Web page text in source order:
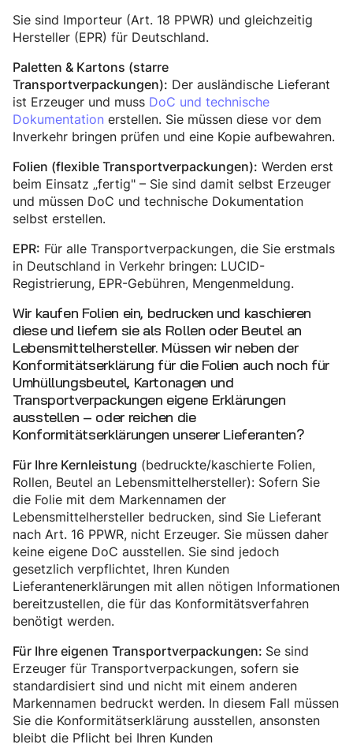
Sie sind Importeur (Art. 18 PPWR) und gleichzeitig
Hersteller (EPR) für Deutschland.
Paletten & Kartons (starre
Transportverpackungen): Der ausländische Lieferant
ist Erzeuger und muss DoC und technische
Dokumentation erstellen. Sie müssen diese vor dem
Inverkehr bringen prüfen und eine Kopie aufbewahren.
Folien (flexible Transportverpackungen): Werden erst
beim Einsatz „fertig" – Sie sind damit selbst Erzeuger
und müssen DoC und technische Dokumentation
selbst erstellen.
EPR: Für alle Transportverpackungen, die Sie erstmals
in Deutschland in Verkehr bringen: LUCID-
Registrierung, EPR-Gebühren, Mengenmeldung.
Wir kaufen Folien ein, bedrucken und kaschieren
diese und liefern sie als Rollen oder Beutel an
Lebensmittelhersteller. Müssen wir neben der
Konformitätserklärung für die Folien auch noch für
Umhüllungsbeutel, Kartonagen und
Transportverpackungen eigene Erklärungen
ausstellen – oder reichen die
Konformitätserklärungen unserer Lieferanten?
Für Ihre Kernleistung (bedruckte/kaschierte Folien,
Rollen, Beutel an Lebensmittelhersteller): Sofern Sie
die Folie mit dem Markennamen der
Lebensmittelhersteller bedrucken, sind Sie Lieferant
nach Art. 16 PPWR, nicht Erzeuger. Sie müssen daher
keine eigene DoC ausstellen. Sie sind jedoch
gesetzlich verpflichtet, Ihren Kunden
Lieferantenerklärungen mit allen nötigen Informationen
bereitzustellen, die für das Konformitätsverfahren
benötigt werden.
Für Ihre eigenen Transportverpackungen: Se sind
Erzeuger für Transportverpackungen, sofern sie
standardisiert sind und nicht mit einem anderen
Markennamen bedruckt werden. In diesem Fall müssen
Sie die Konformitätserklärung ausstellen, ansonsten
bleibt die Pflicht bei Ihren Kunden